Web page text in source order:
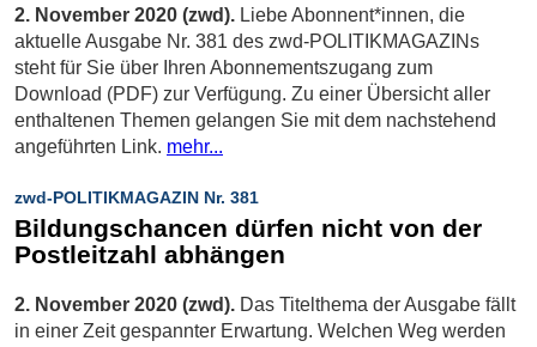
2. November 2020 (zwd). Liebe Abonnent*innen, die
aktuelle Ausgabe Nr. 381 des zwd-POLITIKMAGAZINs
steht für Sie über Ihren Abonnementszugang zum
Download (PDF) zur Verfügung. Zu einer Übersicht aller
enthaltenen Themen gelangen Sie mit dem nachstehend
angeführten Link. mehr...
zwd-POLITIKMAGAZIN Nr. 381
Bildungschancen dürfen nicht von der
Postleitzahl abhängen
2. November 2020 (zwd). Das Titelthema der Ausgabe fällt
in einer Zeit gespannter Erwartung. Welchen Weg werden